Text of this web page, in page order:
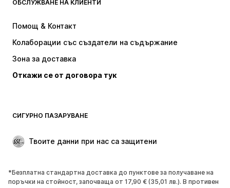
НОВО
Пуловери и Трикотаж
Бельо
Палта
Поли
Специални Поводи
ОБУВКИ
ОБСЛУЖВАНЕ НА КЛИЕНТИ
Помощ & Контакт
Колаборации със създатели на съдържание
Зона за доставка
Откажи се от договора тук
СИГУРНО ПАЗАРУВАНЕ
Твоите данни при нас са защитени
*Безплатна стандартна доставка до пунктове за получаване на
поръчки на стойност, започваща от 17,90 € (35,01 лв.). В противен